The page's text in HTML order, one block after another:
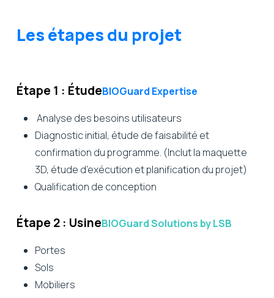
Les étapes du projet
Étape 1 : ÉtudeBIOGuard Expertise
Analyse des besoins utilisateurs
Diagnostic initial, étude de faisabilité et
confirmation du programme. (Inclut la maquette
3D, étude d’exécution et planification du projet)
Qualification de conception
Étape 2 : UsineBIOGuard Solutions by LSB
Portes
Sols
Mobiliers